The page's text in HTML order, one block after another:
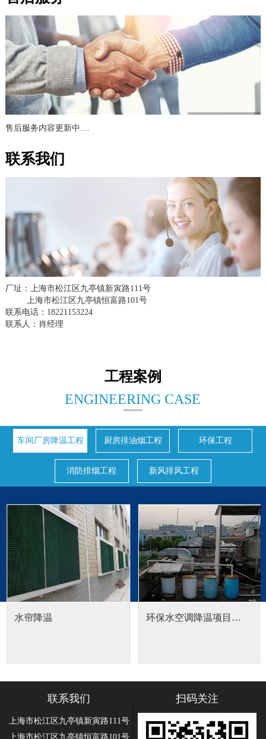
售后服务内容更新中....
联系我们
厂址：上海市松江区九亭镇新寅路111号
上海市松江区九亭镇恒富路101号
联系电话：18221153224
联系人：肖经理
工程案例
ENGINEERING CASE
车间厂房降温工程 厨房排油烟工程 环保工程
消防排烟工程 新风排风工程
水帘降温 环保水空调降温项目…
联系我们
上海市松江区九亭镇新寅路111号
上海市松江区九亭镇恒富路101号
扫码关注